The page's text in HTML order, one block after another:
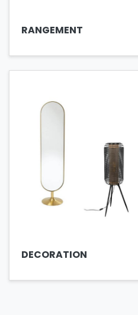
RANGEMENT
DECORATION